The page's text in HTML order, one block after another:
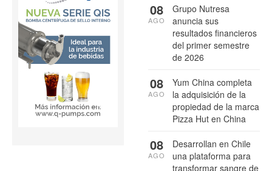
Grupo Nutresa
anuncia sus
resultados financieros
del primer semestre
de 2026
08
AGO
Yum China completa
la adquisición de la
propiedad de la marca
Pizza Hut en China
08
AGO
Desarrollan en Chile
una plataforma para
transformar sangre de
08
AGO